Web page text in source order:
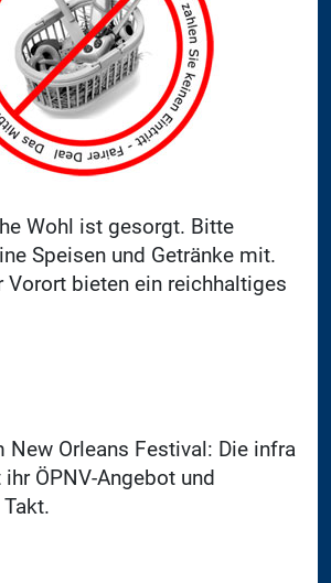
Wohl ist gesorgt. Bitte
Speisen und Getränke mit.
Vorort bieten ein reichhaltiges
New Orleans Festival: Die infra
ÖPNV-Angebot und